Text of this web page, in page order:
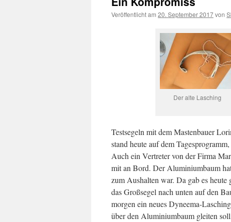
Veröffentlicht am 20. September 2017von
Der alte Lasching
Testsegeln mit dem Mastenbauer
stand heute auf dem
Auch ein Vertreter von der Firma
mit an Bord. Der Aluminiumbaum
zum Aushalten war. Da gab es
das Großsegel nach unten auf den
morgen ein neues Dyneema-
über den Aluminiumbaum gleiten